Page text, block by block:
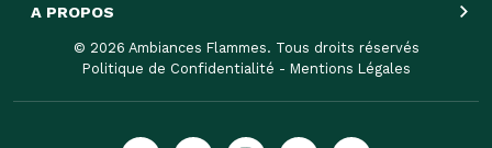
A PROPOS
© 2026 Ambiances Flammes. Tous droits réservés
Politique de Confidentialité - Mentions Légales